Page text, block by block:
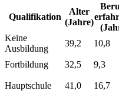
Qualifikation
Alter
(Jahre)
Keine
Ausbildung
39,2 10,8
Fortbildung
32,5 9,3
Hauptschule
41,0 16,7